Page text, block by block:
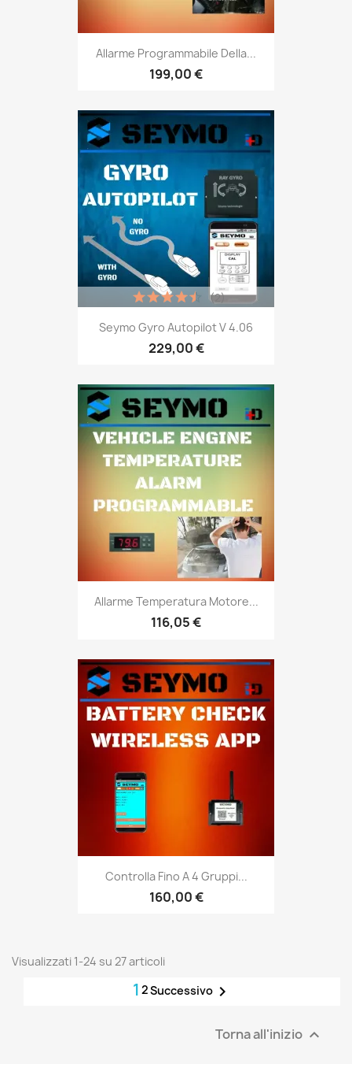
Allarme Programmabile Della...
199,00 €
Seymo Gyro Autopilot V 4.06
229,00 €
(2)
Allarme Temperatura Motore...
116,05 €
Controlla Fino A 4 Gruppi...
160,00 €
Visualizzati 1-24 su 27 articoli
1 2Successivo
Torna all'inizio 